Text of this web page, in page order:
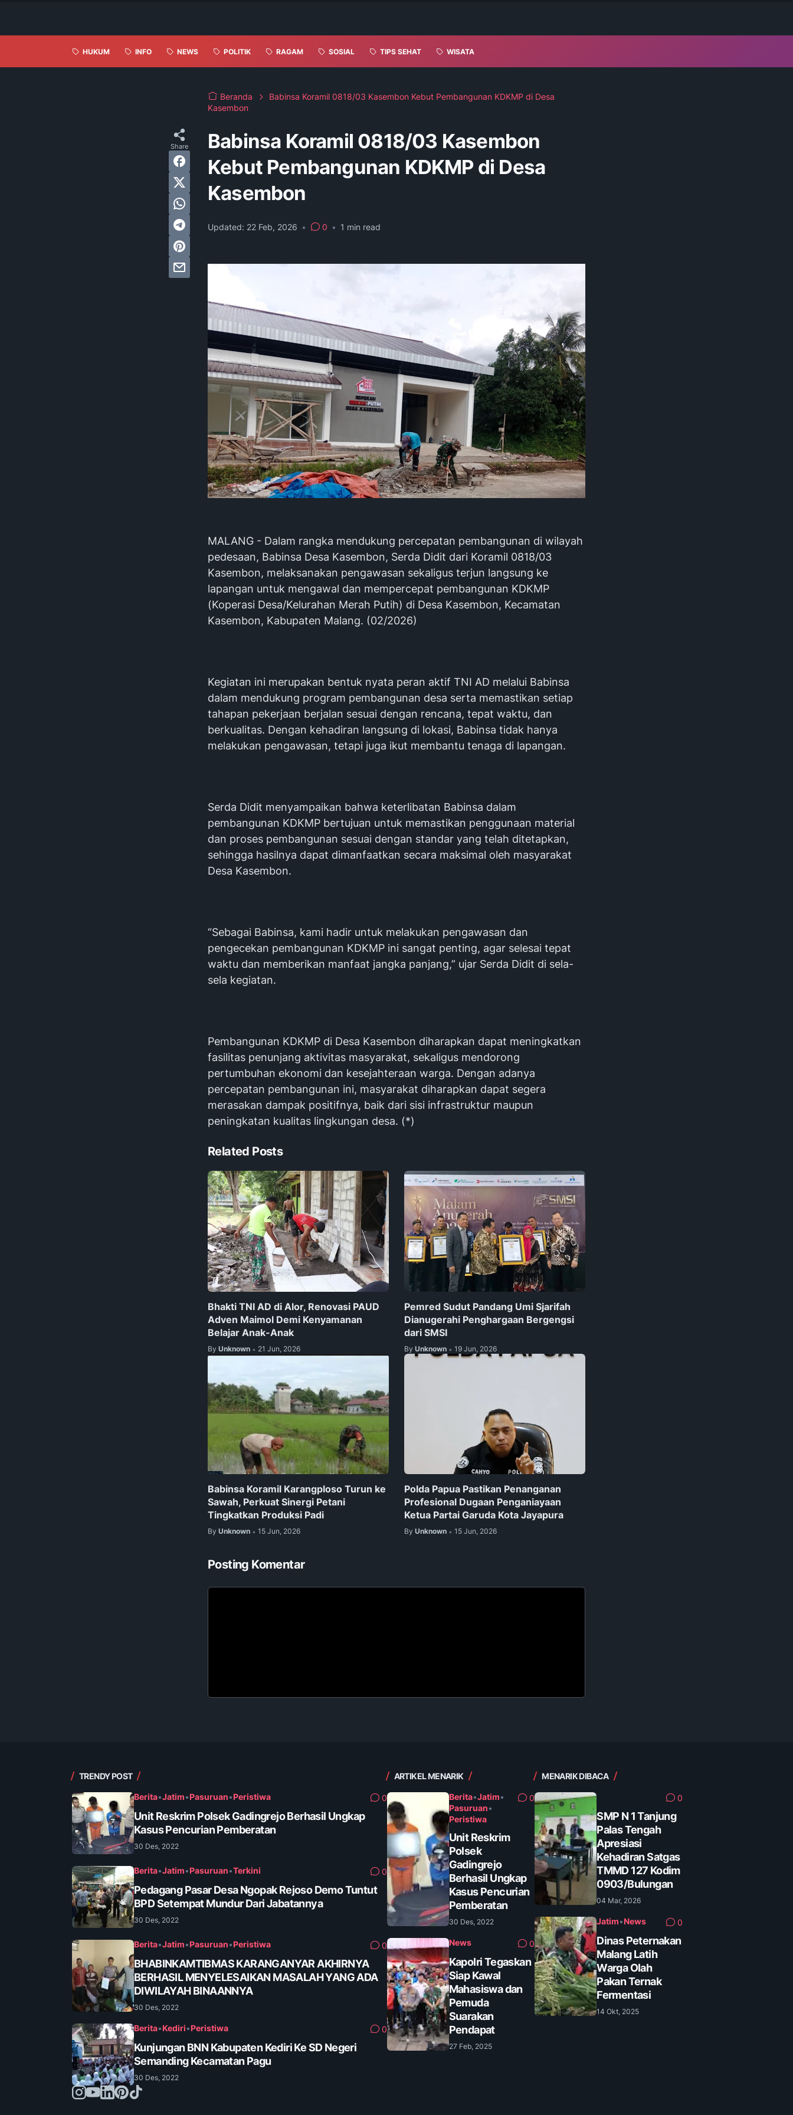
HUKUM INFO NEWS POLITIK RAGAM SOSIAL TIPS SEHAT WISATA
Beranda
Babinsa Koramil 0818/03 Kasembon Kebut Pembangunan KDKMP di Desa
Kasembon
Babinsa Koramil 0818/03 Kasembon
Kebut Pembangunan KDKMP di Desa
Kasembon
Updated: 22 Feb, 2026 • 0 • 1 min read
MALANG - Dalam rangka mendukung percepatan pembangunan di wilayah
pedesaan, Babinsa Desa Kasembon, Serda Didit dari Koramil 0818/03
Kasembon, melaksanakan pengawasan sekaligus terjun langsung ke
lapangan untuk mengawal dan mempercepat pembangunan KDKMP
(Koperasi Desa/Kelurahan Merah Putih) di Desa Kasembon, Kecamatan
Kasembon, Kabupaten Malang. (02/2026)
Kegiatan ini merupakan bentuk nyata peran aktif TNI AD melalui Babinsa
dalam mendukung program pembangunan desa serta memastikan setiap
tahapan pekerjaan berjalan sesuai dengan rencana, tepat waktu, dan
berkualitas. Dengan kehadiran langsung di lokasi, Babinsa tidak hanya
melakukan pengawasan, tetapi juga ikut membantu tenaga di lapangan.
Serda Didit menyampaikan bahwa keterlibatan Babinsa dalam
pembangunan KDKMP bertujuan untuk memastikan penggunaan material
dan proses pembangunan sesuai dengan standar yang telah ditetapkan,
sehingga hasilnya dapat dimanfaatkan secara maksimal oleh masyarakat
Desa Kasembon.
“Sebagai Babinsa, kami hadir untuk melakukan pengawasan dan
pengecekan pembangunan KDKMP ini sangat penting, agar selesai tepat
waktu dan memberikan manfaat jangka panjang,” ujar Serda Didit di sela-
sela kegiatan.
Pembangunan KDKMP di Desa Kasembon diharapkan dapat meningkatkan
fasilitas penunjang aktivitas masyarakat, sekaligus mendorong
pertumbuhan ekonomi dan kesejahteraan warga. Dengan adanya
percepatan pembangunan ini, masyarakat diharapkan dapat segera
merasakan dampak positifnya, baik dari sisi infrastruktur maupun
peningkatan kualitas lingkungan desa. (*)
Related Posts
Bhakti TNI AD di Alor, Renovasi PAUD
Adven Maimol Demi Kenyamanan
Belajar Anak-Anak
By Unknown • 21 Jun, 2026
Pemred Sudut Pandang Umi Sjarifah
Dianugerahi Penghargaan Bergengsi
dari SMSI
By Unknown • 19 Jun, 2026
Babinsa Koramil Karangploso Turun ke
Sawah, Perkuat Sinergi Petani
Tingkatkan Produksi Padi
By Unknown • 15 Jun, 2026
Polda Papua Pastikan Penanganan
Profesional Dugaan Penganiayaan
Ketua Partai Garuda Kota Jayapura
By Unknown • 15 Jun, 2026
Posting Komentar
TRENDY POST
Berita•Jatim•Pasuruan•Peristiwa 0
Unit Reskrim Polsek Gadingrejo Berhasil Ungkap
Kasus Pencurian Pemberatan
30 Des, 2022
Berita•Jatim•Pasuruan•Terkini 0
Pedagang Pasar Desa Ngopak Rejoso Demo Tuntut
BPD Setempat Mundur Dari Jabatannya
30 Des, 2022
Berita•Jatim•Pasuruan•Peristiwa 0
BHABINKAMTIBMAS KARANGANYAR AKHIRNYA
BERHASIL MENYELESAIKAN MASALAH YANG ADA
DIWILAYAH BINAANNYA
30 Des, 2022
Berita•Kediri•Peristiwa 0
Kunjungan BNN Kabupaten Kediri Ke SD Negeri
Semanding Kecamatan Pagu
30 Des, 2022
ARTIKEL MENARIK
Berita•Jatim•
Pasuruan•
Peristiwa
0
Unit Reskrim
Polsek
Gadingrejo
Berhasil Ungkap
Kasus Pencurian
Pemberatan
30 Des, 2022
News 0
Kapolri Tegaskan
Siap Kawal
Mahasiswa dan
Pemuda
Suarakan
Pendapat
27 Feb, 2025
MENARIK DIBACA
0
SMP N 1 Tanjung
Palas Tengah
Apresiasi
Kehadiran Satgas
TMMD 127 Kodim
0903/Bulungan
04 Mar, 2026
Jatim•News 0
Dinas Peternakan
Malang Latih
Warga Olah
Pakan Ternak
Fermentasi
14 Okt, 2025